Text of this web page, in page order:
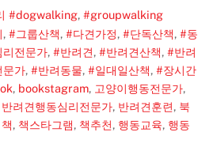
#dogwalking, #groupwalking
,#그룹산책,#다견가정,#단독산책,#동
전문가,#반려견,#반려견산책,#반려
문가,#반려동물,#일대일산책,#장시간
, bookstagram, 고양이행동전문가,
반려견행동심리전문가, 반려견훈련, 북
책, 책스타그램, 책추천, 행동교육, 행동